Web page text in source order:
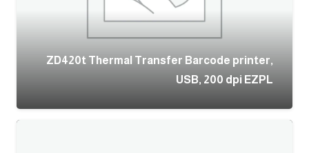
ZD420t Thermal Transfer Barcode printer,
USB, 200 dpi EZPL